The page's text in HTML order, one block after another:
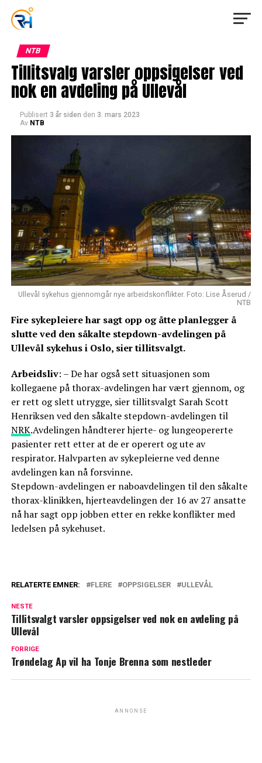
NTB
Tillitsvalg varsler oppsigelser ved
nok en avdeling på Ullevål
Publisert 3 år siden den 3. mars 2023
Av NTB
Ullevål sykehus gjennomgår nye arbeidskonflikter. Foto: Lise Åserud /
NTB
Fire sykepleiere har sagt opp og åtte planlegger å
slutte ved den såkalte stepdown-avdelingen på
Ullevål sykehus i Oslo, sier tillitsvalgt.
Arbeidsliv: – De har også sett situasjonen som
kollegaene på thorax-avdelingen har vært gjennom, og
er rett og slett utrygge, sier tillitsvalgt Sarah Scott
Henriksen ved den såkalte stepdown-avdelingen til
NRK.Avdelingen håndterer hjerte- og lungeopererte
pasienter rett etter at de er operert og ute av
respirator. Halvparten av sykepleierne ved denne
avdelingen kan nå forsvinne.
Stepdown-avdelingen er naboavdelingen til den såkalte
thorax-klinikken, hjerteavdelingen der 16 av 27 ansatte
nå har sagt opp jobben etter en rekke konflikter med
ledelsen på sykehuset.
RELATERTE EMNER: FLERE OPPSIGELSER ULLEVÅL
NESTE
Tillitsvalgt varsler oppsigelser ved nok en avdeling på
Ullevål
FORRIGE
Trøndelag Ap vil ha Tonje Brenna som nestleder
ANNONSE